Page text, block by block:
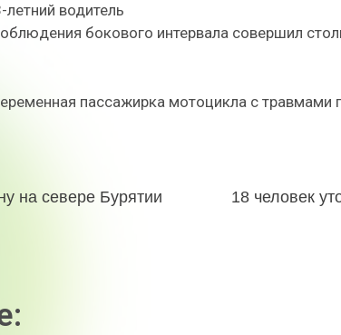
водитель
бокового интервала совершил
пассажирка мотоцикла с травмами
на севере Бурятии 18 человек